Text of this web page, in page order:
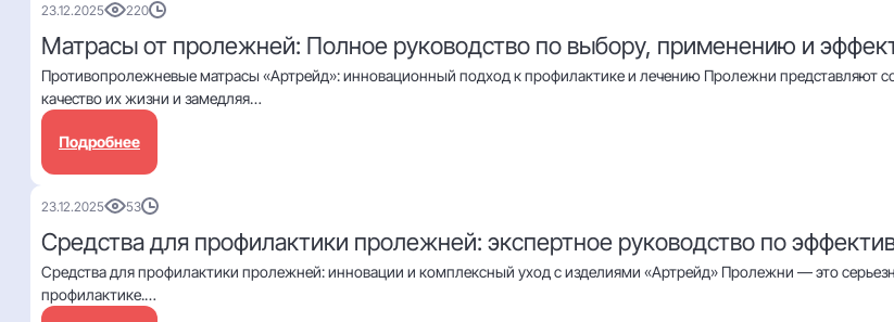
23.12.2025 220
Матрасы от пролежней: Полное руководство по выбору, применению и
Противопролежневые матрасы «Артрейд»: инновационный подход к профилактике и лечению Пролежни представляют
качество их жизни и замедляя…
Подробнее
23.12.2025 53
Средства для профилактики пролежней: экспертное руководство по
Средства для профилактики пролежней: инновации и комплексный уход с изделиями «Артрейд» Пролежни — это
профилактике.…